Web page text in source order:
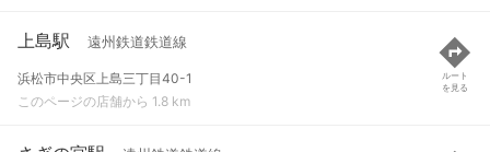
上島駅 遠州鉄道鉄道線
浜松市中央区上島三丁目40-1
このページの店舗から 1.8 km
ルート
を見る